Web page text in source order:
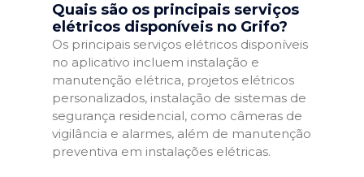
Quais são os principais serviços
elétricos disponíveis no Grifo?
Os principais serviços elétricos disponíveis
no aplicativo incluem instalação e
manutenção elétrica, projetos elétricos
personalizados, instalação de sistemas de
segurança residencial, como câmeras de
vigilância e alarmes, além de manutenção
preventiva em instalações elétricas.